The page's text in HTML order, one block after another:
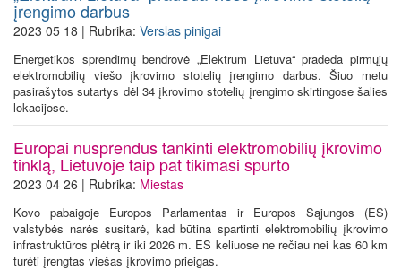
įrengimo darbus
2023 05 18 | Rubrika: Verslas pinigai
Energetikos sprendimų bendrovė „Elektrum Lietuva“ pradeda pirmųjų
elektromobilių viešo įkrovimo stotelių įrengimo darbus. Šiuo metu
pasirašytos sutartys dėl 34 įkrovimo stotelių įrengimo skirtingose šalies
lokacijose.
Europai nusprendus tankinti elektromobilių įkrovimo
tinklą, Lietuvoje taip pat tikimasi spurto
2023 04 26 | Rubrika: Miestas
Kovo pabaigoje Europos Parlamentas ir Europos Sąjungos (ES)
valstybės narės susitarė, kad būtina spartinti elektromobilių įkrovimo
infrastruktūros plėtrą ir iki 2026 m. ES keliuose ne rečiau nei kas 60 km
turėti įrengtas viešas įkrovimo prieigas.